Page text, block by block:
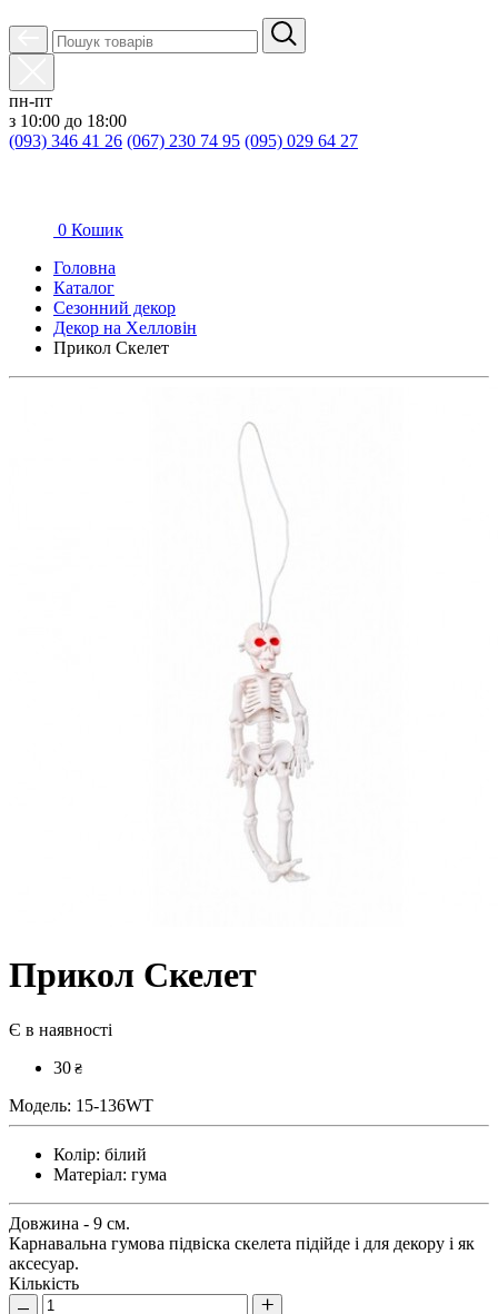
пн-пт
з 10:00 до 18:00
(093) 346 41 26 (067) 230 74 95 (095) 029 64 27
0 Кошик
Головна
Каталог
Сезонний декор
Декор на Хелловін
Прикол Скелет
Прикол Скелет
Є в наявності
30 ₴
Модель: 15-136WT
Колір: білий
Матеріал: гума
Довжина - 9 см.
Карнавальна гумова підвіска скелета підійде і для декору і як
аксесуар.
Кількість